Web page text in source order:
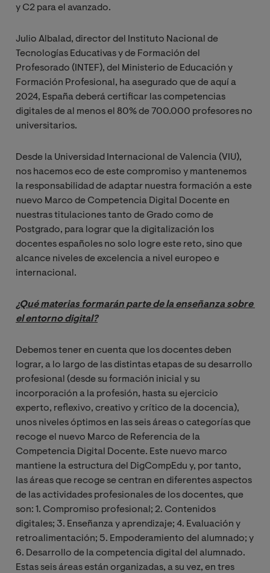
y C2 para el avanzado.
Julio Albalad, director del Instituto Nacional de
Tecnologías Educativas y de Formación del
Profesorado (INTEF), del Ministerio de Educación y
Formación Profesional, ha asegurado que de aquí a
2024, España deberá certificar las competencias
digitales de al menos el 80% de 700.000 profesores no
universitarios.
Desde la Universidad Internacional de Valencia (VIU),
nos hacemos eco de este compromiso y mantenemos
la responsabilidad de adaptar nuestra formación a este
nuevo Marco de Competencia Digital Docente en
nuestras titulaciones tanto de Grado como de
Postgrado, para lograr que la digitalización los
docentes españoles no solo logre este reto, sino que
alcance niveles de excelencia a nivel europeo e
internacional.
¿Qué materias formarán parte de la enseñanza sobre
el entorno digital?
Debemos tener en cuenta que los docentes deben
lograr, a lo largo de las distintas etapas de su desarrollo
profesional (desde su formación inicial y su
incorporación a la profesión, hasta su ejercicio
experto, reflexivo, creativo y crítico de la docencia),
unos niveles óptimos en las seis áreas o categorías que
recoge el nuevo Marco de Referencia de la
Competencia Digital Docente. Este nuevo marco
mantiene la estructura del DigCompEdu y, por tanto,
las áreas que recoge se centran en diferentes aspectos
de las actividades profesionales de los docentes, que
son: 1. Compromiso profesional; 2. Contenidos
digitales; 3. Enseñanza y aprendizaje; 4. Evaluación y
retroalimentación; 5. Empoderamiento del alumnado; y
6. Desarrollo de la competencia digital del alumnado.
Estas seis áreas están organizadas, a su vez, en tres